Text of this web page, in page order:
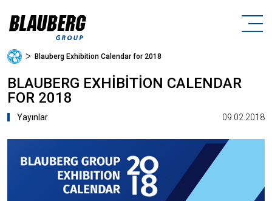
ᐳ Blauberg Exhibition Calendar for 2018
BLAUBERG EXHIBITION CALENDAR
FOR 2018
Yayınlar 09.02.2018